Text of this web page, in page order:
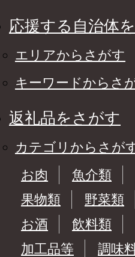
応援する自治体
エリアからさがす
キーワードからさ
返礼品をさがす
カテゴリからさが
お肉
魚介類
果物類
野菜類
お酒
飲料類
加工品等
調味